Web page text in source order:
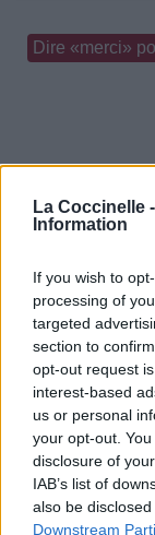
La Coccinelle -
Information
If you wish to
processing of
targeted
section to
opt-out request
interest-based
us or personal
your opt-out.
disclosure of
IAB’s list of
also be
Downstream
Dire «merci»